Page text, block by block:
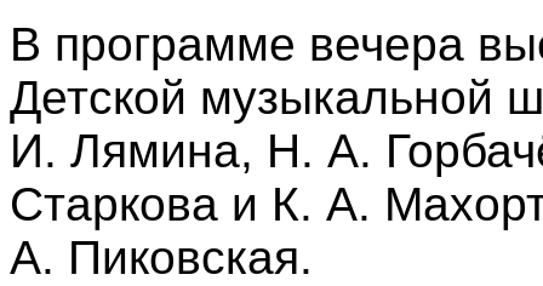
В программе вечера
Детской музыкальной
И. Лямина, Н. А.
Старкова и К. А.
А. Пиковская.